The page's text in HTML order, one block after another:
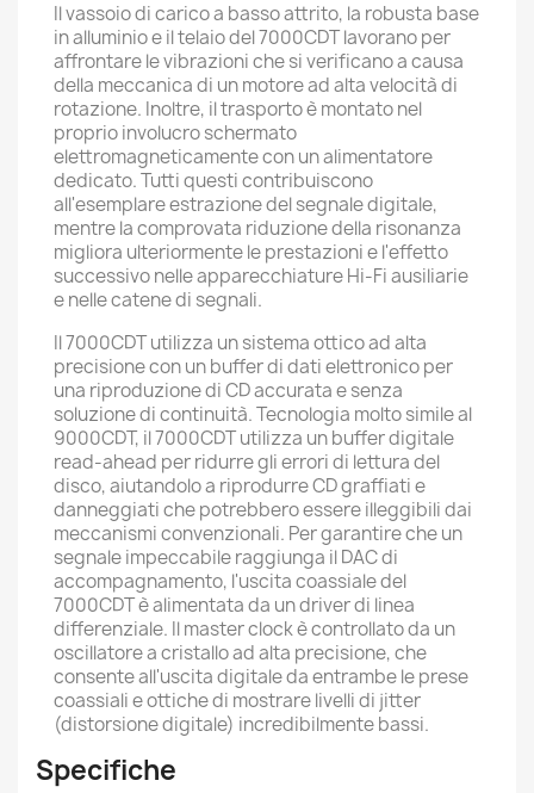
Il vassoio di carico a basso attrito, la robusta base
in alluminio e il telaio del 7000CDT lavorano per
affrontare le vibrazioni che si verificano a causa
della meccanica di un motore ad alta velocità di
rotazione. Inoltre, il trasporto è montato nel
proprio involucro schermato
elettromagneticamente con un alimentatore
dedicato.Tutti questi contribuiscono
all'esemplare estrazione del segnale digitale,
mentre la comprovata riduzione della risonanza
migliora ulteriormente le prestazioni e l'effetto
successivo nelle apparecchiature Hi-Fi ausiliarie
e nelle catene di segnali.
Il 7000CDT utilizza un sistema ottico ad alta
precisione con un buffer di dati elettronico per
una riproduzione di CD accurata e senza
soluzione di continuità.Tecnologia molto simile al
9000CDT, il 7000CDT utilizza un buffer digitale
read-ahead per ridurre gli errori di lettura del
disco, aiutandolo a riprodurre CD graffiati e
danneggiati che potrebbero essere illeggibili dai
meccanismi convenzionali. Per garantire che un
segnale impeccabile raggiunga il DAC di
accompagnamento, l'uscita coassiale del
7000CDT è alimentata da un driver di linea
differenziale. Il master clock è controllato da un
oscillatore a cristallo ad alta precisione, che
consente all'uscita digitale da entrambe le prese
coassiali e ottiche di mostrare livelli di jitter
(distorsione digitale) incredibilmente bassi.
Specifiche